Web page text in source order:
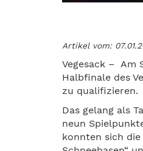
Artikel vom:
Vegesack – Am
Halbfinale des
zu qualifizieren.
Das gelang als
neun
konnten sich die